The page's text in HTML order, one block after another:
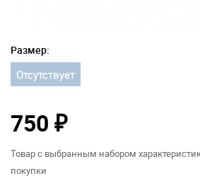
Размер:
Отсутствует
750 ₽
Товар с выбранным набором
покупки